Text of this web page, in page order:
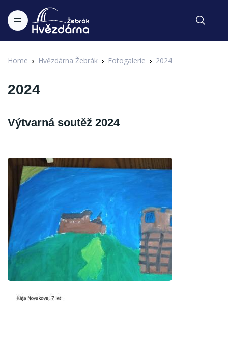
Home Hvězdárna Žebrák Fotogalerie 2024
2024
Výtvarná soutěž 2024